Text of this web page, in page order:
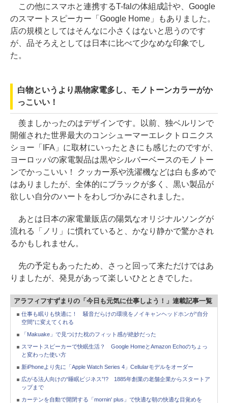
この他にスマホと連携するT-falの体組成計や、Google
のスマートスピーカー「Google Home」もありました。
店の規模としてはそんなに小さくはないと思うのです
が、品そろえとしては日本に比べて少なめな印象でし
た。
白物というより黒物家電多し、モノトーンカラーがか
っこいい！
羨ましかったのはデザインです。以前、独ベルリンで
開催された世界最大のコンシューマーエレクトロニクス
ショー「IFA」に取材にいったときにも感じたのですが、
ヨーロッパの家電製品は黒やシルバーベースのモノトー
ンでかっこいい！ クッカー系や洗濯機などは白も多めで
はありましたが、全体的にブラックが多く、黒い製品が
欲しい自分のハートをわしづかみにされました。
あとは日本の家電量販店の陽気なオリジナルソングが
流れる「ノリ」に慣れていると、かなり静かで驚かされ
るかもしれません。
先の予定もあったため、さっと回って来ただけではあ
りましたが、発見があって楽しいひとときでした。
アラフィフすずまりの「今日も元気に仕事しよう！」連載記事一覧
仕事も眠りも快適に！ 騒音だらけの環境をノイキャンヘッドホンが“自分
空間”に変えてくれる
「Makuake」で見つけた枕のフィット感が絶妙だった
スマートスピーカーで快眠生活？ Google HomeとAmazon Echoのちょっ
と変わった使い方
新iPhoneより先に「Apple Watch Series 4」Cellularモデルをオーダー
広がる法人向けの“睡眠ビジネス”!? 1885年創業の老舗企業からスタートア
ップまで
カーテンを自動で開閉する「mornin' plus」で快適な朝の快適な目覚めを